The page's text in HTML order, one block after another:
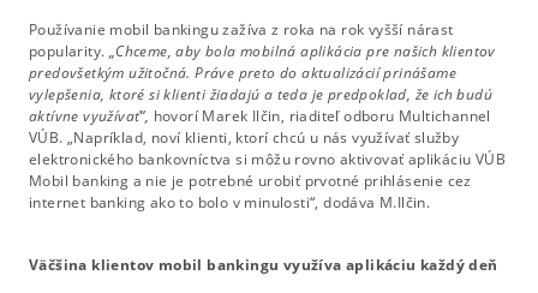
Používanie mobil bankingu zažíva z roka na rok vyšší nárast
popularity. „Chceme, aby bola mobilná aplikácia pre našich klientov
predovšetkým užitočná. Práve preto do aktualizácií prinášame
vylepšenia, ktoré si klienti žiadajú a teda je predpoklad, že ich budú
aktívne využívať“, hovorí Marek Ilčin, riaditeľ odboru Multichannel
VÚB. „Napríklad, noví klienti, ktorí chcú u nás využívať služby
elektronického bankovníctva si môžu rovno aktivovať aplikáciu VÚB
Mobil banking a nie je potrebné urobiť prvotné prihlásenie cez
internet banking ako to bolo v minulosti“, dodáva M.Ilčin.
Väčšina klientov mobil bankingu využíva aplikáciu každý deň